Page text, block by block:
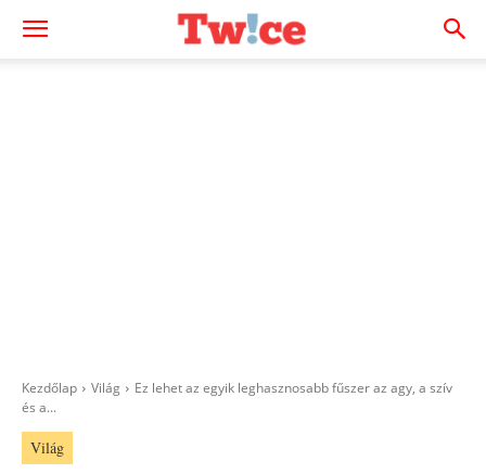
Kezdőlap Világ
Ez lehet az egyik leghasznosabb fűszer az agy, a szív
és a...
Világ